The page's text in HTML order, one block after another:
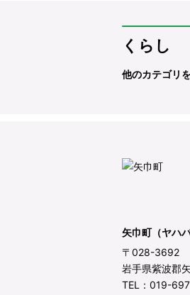
くらし
他のカテゴリ
矢巾町（ヤハ
〒028-3692
岩手県紫波郡
TEL：019-